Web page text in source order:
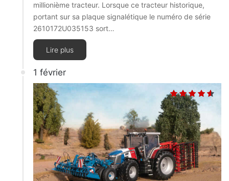
millionième tracteur. Lorsque ce tracteur historique,
portant sur sa plaque signalétique le numéro de série
2610172U035153 sort…
Lire plus
1 février